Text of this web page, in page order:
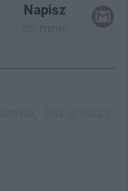
Napisz